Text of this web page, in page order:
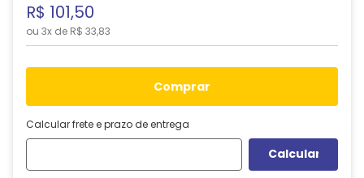
R$ 101,50
ou 3x de R$ 33,83
comprar
Calcular frete e prazo de entrega